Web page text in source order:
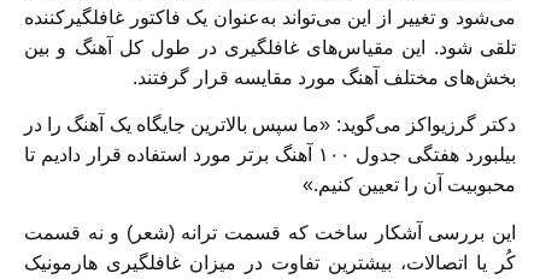
می‌شود و تغییر از این می‌تواند به‌عنوان یک فاکتور غافلگیرکننده
تلقی شود. این مقیاس‌های غافلگیری در طول کل آهنگ و بین
بخش‌های مختلف آهنگ مورد مقایسه قرار گرفتند.
دکتر گرزیواکز می‌گوید: «ما سپس بالا‌ترین جایگاه یک آهنگ را در
بیلبورد هفتگی جدول ۱۰۰ آهنگ بر‌تر مورد استفاده قرار دادیم تا
محبوبیت آن را تعیین کنیم.»
این بررسی آشکار ساخت که قسمت ترانه (شعر) و نه قسمت
کُر یا اتصالات، بیشترین تفاوت در میزان غافلگیری هارمونیک